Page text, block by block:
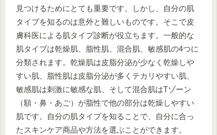
見つけるためにとても重要です。しかし、自分の肌
タイプを知るのは意外と難しいものです。そこで皮
膚科医による肌タイプ診断が役立ちます。一般的な
肌タイプは乾燥肌、脂性肌、混合肌、敏感肌の4つに
分類されます。乾燥肌は皮脂分泌が少なく乾燥しや
すい肌、脂性肌は皮脂分泌が多くテカリやすい肌、
敏感肌は刺激に敏感な肌、そして混合肌はTゾーン
（額・鼻・あご）が脂性で他の部分は乾燥しやすい
肌です。自分の肌タイプを知ることで、自分に合っ
たスキンケア商品や方法を選ぶことができます。